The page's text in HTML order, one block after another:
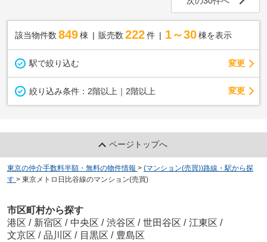
該当物件数 849棟 販売数 222 件 1～30 棟を表示
駅で絞り込む 変更
絞り込み条件： 2階以上｜2階以上 変更
ページトップへ
東京の仲介手数料半額・無料の物件情報 > (マンション(売買))路線・駅から探
す > 東京メトロ日比谷線のマンション(売買)
市区町村から探す
港区 / 新宿区 / 中央区 / 渋谷区 / 世田谷区 / 江東区 /
文京区 / 品川区 / 目黒区 / 豊島区